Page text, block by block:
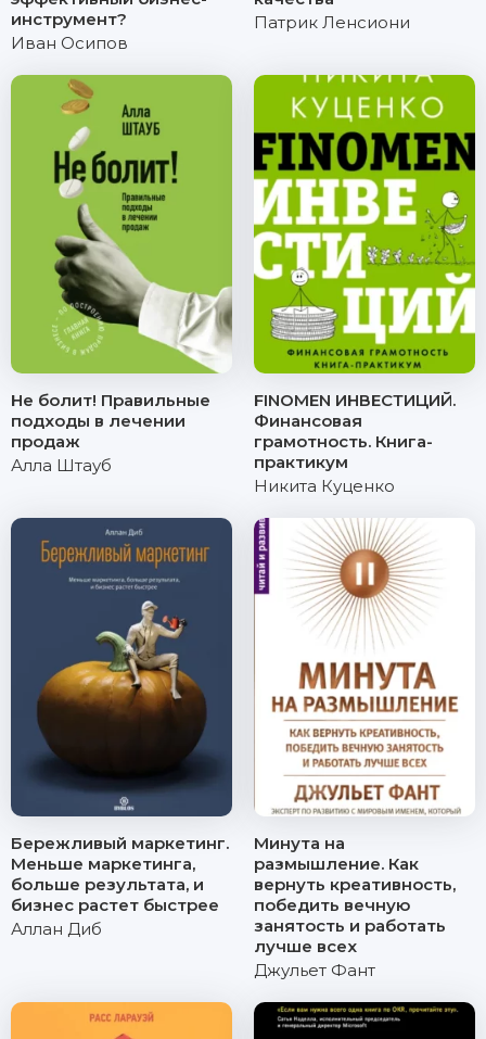
инструмент?
Иван Осипов
Патрик Ленсиони
Не болит! Правильные
подходы в лечении
продаж
Алла Штауб
FINOMEN ИНВЕСТИЦИЙ.
Финансовая
грамотность. Книга-
практикум
Никита Куценко
Бережливый маркетинг.
Меньше маркетинга,
больше результата, и
бизнес растет быстрее
Аллан Диб
Минута на
размышление. Как
вернуть креативность,
победить вечную
занятость и работать
лучше всех
Джульет Фант